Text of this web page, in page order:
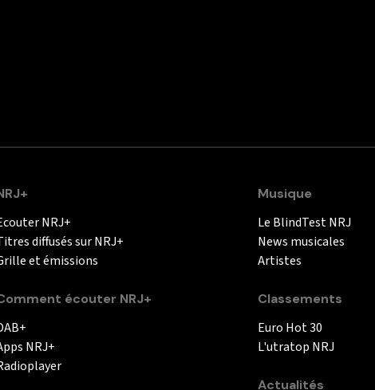
NRJ+
diffusés sur NRJ+
et émissions
écouter NRJ+
NRJ+
Musique
Le BlindTest NRJ
News musicales
Artistes
Classements
Euro Hot 30
L'utratop NRJ
Actualités